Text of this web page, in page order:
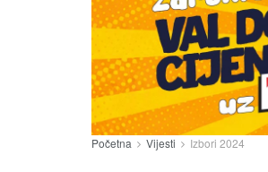
Početna Vijesti Izbori 2024